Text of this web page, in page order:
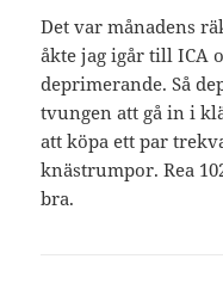
Det var månadens
åkte jag igår till ICA
deprimerande. Så
tvungen att gå in i
att köpa ett par
knästrumpor. Rea
bra.